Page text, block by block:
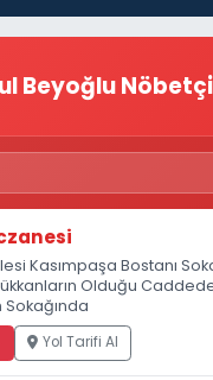
Beyoğlu
Kasımpaşa Bostanı
Olduğu
Sokağında
Yol Tarifi Al